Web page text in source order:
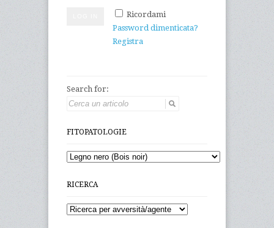
Ricordami
Password dimenticata?
Registra
Search for:
FITOPATOLOGIE
RICERCA